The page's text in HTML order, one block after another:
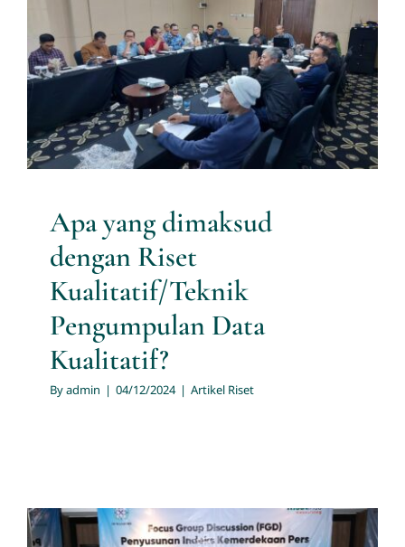
Apa yang dimaksud dengan
Riset Kualitatif/Teknik
Pengumpulan Data
Kualitatif?
Artikel Riset
Apa yang dimaksud
dengan Riset
Kualitatif/Teknik
Pengumpulan Data
Kualitatif?
Byadmin | 04/12/2024 | Artikel Riset